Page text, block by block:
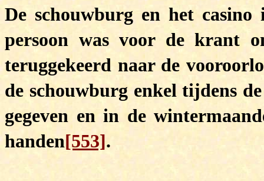
De schouwburg en het casino
persoon was voor de krant
teruggekeerd naar de
de schouwburg enkel tijdens
gegeven en in de
handen[553].